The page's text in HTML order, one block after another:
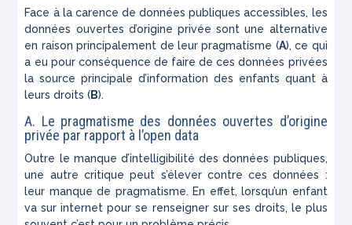
Face à la carence de données publiques accessibles, les
données ouvertes d’origine privée sont une alternative
en raison principalement de leur pragmatisme (A), ce qui
a eu pour conséquence de faire de ces données privées
la source principale d’information des enfants quant à
leurs droits (B).
A. Le pragmatisme des données ouvertes d’origine
privée par rapport à l’open data
Outre le manque d’intelligibilité des données publiques,
une autre critique peut s’élever contre ces données :
leur manque de pragmatisme. En effet, lorsqu’un enfant
va sur internet pour se renseigner sur ses droits, le plus